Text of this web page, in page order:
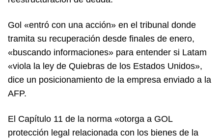
Gol «entró con una acción» en el tribunal donde
tramita su recuperación desde finales de enero,
«buscando informaciones» para entender si Latam
«viola la ley de Quiebras de los Estados Unidos»,
dice un posicionamiento de la empresa enviado a la
AFP.
El Capítulo 11 de la norma «otorga a GOL
protección legal relacionada con los bienes de la